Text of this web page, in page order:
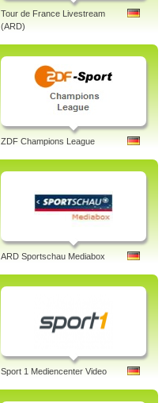
Tour de France Livestream
(ARD)
ZDF Champions League
ARD Sportschau Mediabox
Sport 1 Mediencenter Video